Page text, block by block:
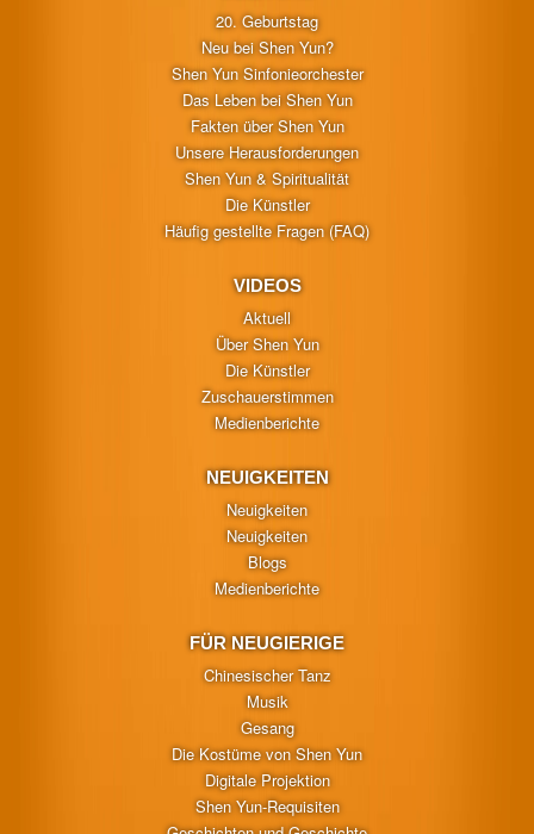
20. Geburtstag
Neu bei Shen Yun?
Shen Yun Sinfonieorchester
Das Leben bei Shen Yun
Fakten über Shen Yun
Unsere Herausforderungen
Shen Yun & Spiritualität
Die Künstler
Häufig gestellte Fragen (FAQ)
VIDEOS
Aktuell
Über Shen Yun
Die Künstler
Zuschauerstimmen
Medienberichte
NEUIGKEITEN
Neuigkeiten
Neuigkeiten
Blogs
Medienberichte
FÜR NEUGIERIGE
Chinesischer Tanz
Musik
Gesang
Die Kostüme von Shen Yun
Digitale Projektion
Shen Yun-Requisiten